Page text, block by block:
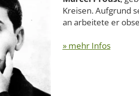
Kreisen. Aufgrund
an arbeitete er
» mehr Infos